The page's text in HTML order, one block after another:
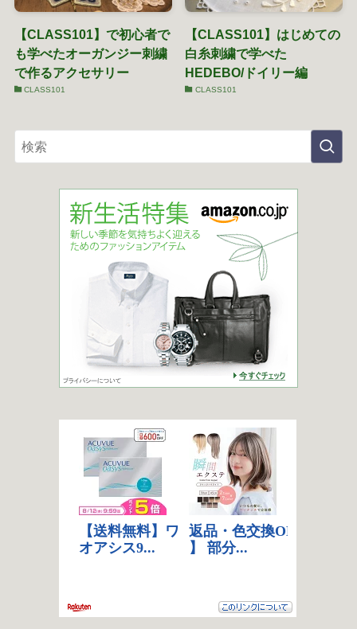
【CLASS101】で初心者で
も学べたオーガンジー刺繍
で作るアクセサリー
CLASS101
【CLASS101】はじめての
白糸刺繍で学べた
HEDEBO/ドイリー編
CLASS101